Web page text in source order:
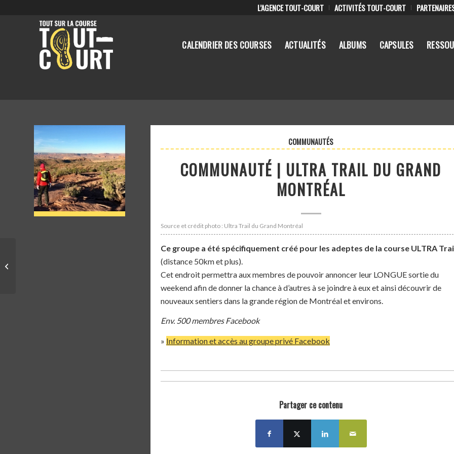
L’AGENCE TOUT-COURT ACTIVITÉS TOUT-COURT
CALENDRIER DES COURSES ACTUALITÉS ALBUMS CAPSULES
COMMUNAUTÉS
COMMUNAUTÉ | ULTRA TRAIL DU GRAND
MONTRÉAL
Source et crédit photo : Ultra Trail du Grand Montréal
Ce groupe a été spécifiquement créé pour les adeptes de la course ULTRA
(distance 50km et plus).
Cet endroit permettra aux membres de pouvoir annoncer leur LONGUE sortie du
weekend afin de donner la chance à d’autres à se joindre à eux et ainsi découvrir de
nouveaux sentiers dans la grande région de Montréal et environs.
Env. 500 membres Facebook
» Information et accès au groupe privé Facebook
Partager ce contenu